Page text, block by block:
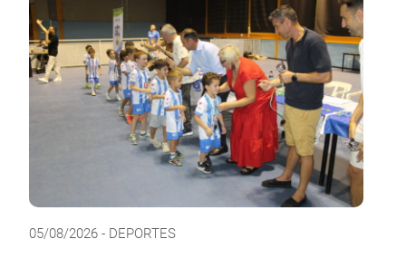
05/08/2026 - DEPORTES